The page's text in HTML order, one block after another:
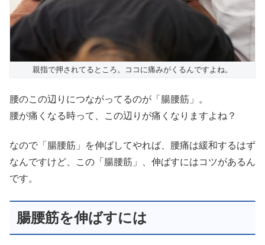
親指で押されてるところ。ココに痛みがくるんですよね。
腰のこの辺りにつながってるのが「腸腰筋」。
腰が痛くなる時って、この辺りが痛くなりますよね？
なので「腸腰筋」を伸ばしてやれば、腰痛は緩和するはず
なんですけど、この「腸腰筋」、伸ばすにはコツがあるん
です。
腸腰筋を伸ばすには